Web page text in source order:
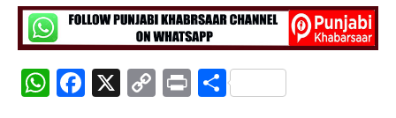
W
F
X
C
Pr S